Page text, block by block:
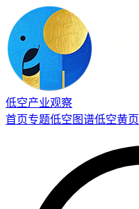
低空产业观察
首页专题低空图谱低空黄页